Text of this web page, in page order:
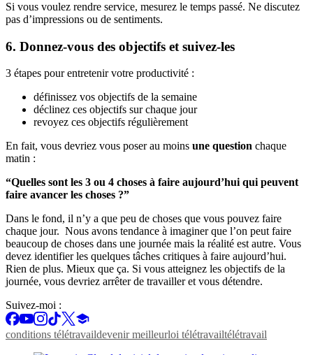
Si vous voulez rendre service, mesurez le temps passé. Ne discutez
pas d’impressions ou de sentiments.
6. Donnez-vous des objectifs et suivez-les
3 étapes pour entretenir votre productivité :
définissez vos objectifs de la semaine
déclinez ces objectifs sur chaque jour
revoyez ces objectifs régulièrement
En fait, vous devriez vous poser au moins une question chaque
matin :
“Quelles sont les 3 ou 4 choses à faire aujourd’hui qui peuvent
faire avancer les choses ?”
Dans le fond, il n’y a que peu de choses que vous pouvez faire
chaque jour. Nous avons tendance à imaginer que l’on peut faire
beaucoup de choses dans une journée mais la réalité est autre. Vous
devez identifier les quelques tâches critiques à faire aujourd’hui.
Rien de plus. Mieux que ça. Si vous atteignez les objectifs de la
journée, vous devriez arrêter de travailler et vous détendre.
Suivez-moi :
conditions télétravaildevenir meilleurloi télétravailtélétravail